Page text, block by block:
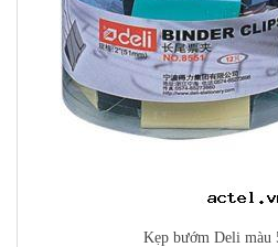
Kẹp bướm Deli màu